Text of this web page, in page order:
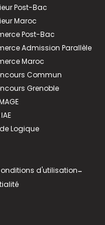
Post-Bac
Maroc
Post-Bac
Admission Parallèle
Maroc
Commun
Grenoble
Logique
d'utilisation-